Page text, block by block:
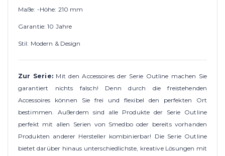
Maße: -Höhe: 210 mm
Garantie: 10 Jahre
Stil: Modern & Design
Zur Serie: Mit den Accessoires der Serie Outline machen Sie
garantiert nichts falsch! Denn durch die freistehenden
Accessoires können Sie frei und flexibel den perfekten Ort
bestimmen. Außerdem sind alle Produkte der Serie Outline
perfekt mit allen Serien von Smedbo oder bereits vorhanden
Produkten anderer Hersteller kombinierbar! Die Serie Outline
bietet darüber hinaus unterschiedlichste, kreative Lösungen mit